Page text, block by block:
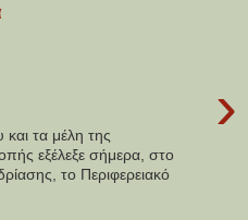
›
και τα μέλη της
εξέλεξε σήμερα, στο
το Περιφερειακό